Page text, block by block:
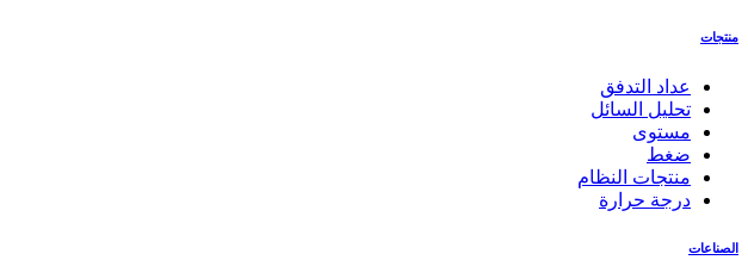
منتجات
عداد التدفق
تحليل السائل
مستوى
ضغط
منتجات النظام
درجة حرارة
الصناعات